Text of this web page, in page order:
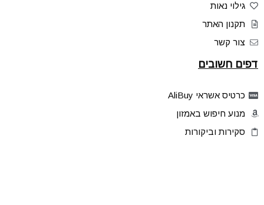
גילוי נאות
תקנון האתר
צור קשר
דפים חשובים
כרטיס אשראי AliBuy
מנוע חיפוש באמזון
סקירות וביקורות